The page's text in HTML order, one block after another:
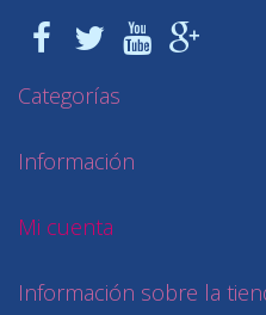
Categorías
Información
Mi cuenta
Información sobre la